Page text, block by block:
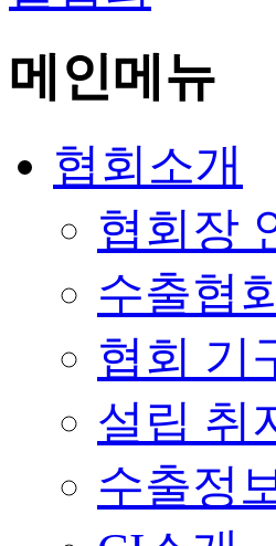
메인메뉴
협회소개
협회장
수출협
협회 기
설립 취
수출정